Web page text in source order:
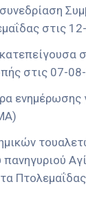
στις
στις 07-
ενημέρωσης
Πτολεμαΐδας